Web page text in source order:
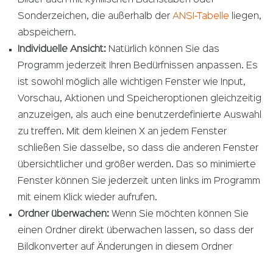
Sonderzeichen, die außerhalb derANSI-Tabelle liegen,
abspeichern.
Individuelle Ansicht: Natürlich können Sie das
Programm jederzeit Ihren Bedürfnissen anpassen. Es
ist sowohl möglich alle wichtigen Fenster wie Input,
Vorschau, Aktionen und Speicheroptionen gleichzeitig
anzuzeigen, als auch eine benutzerdefinierte Auswahl
zu treffen. Mit dem kleinen X an jedem Fenster
schließen Sie dasselbe, so dass die anderen Fenster
übersichtlicher und größer werden. Das so minimierte
Fenster können Sie jederzeit unten links im Programm
mit einem Klick wieder aufrufen.
Ordner überwachen: Wenn Sie möchten können Sie
einen Ordner direkt überwachen lassen, so dass der
Bildkonverter auf Änderungen in diesem Ordner